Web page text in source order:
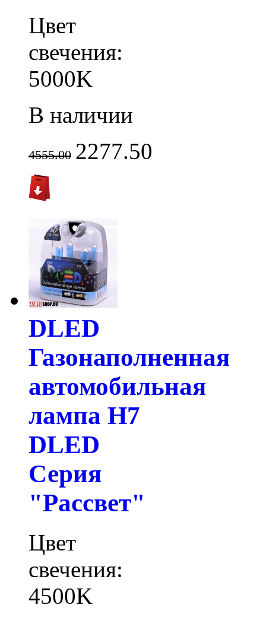
Цвет
свечения:
5000K
В наличии
4555.00 2277.50
DLED
Газонаполненная
автомобильная
лампа H7
DLED
Серия
"Рассвет"
Цвет
свечения:
4500K